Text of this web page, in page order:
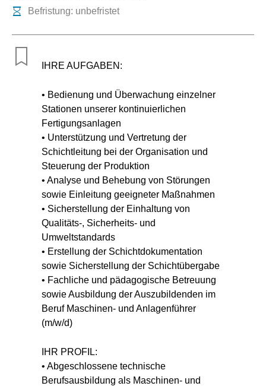
Befristung: unbefristet
IHRE AUFGABEN:
• Bedienung und Überwachung einzelner
Stationen unserer kontinuierlichen
Fertigungsanlagen
• Unterstützung und Vertretung der
Schichtleitung bei der Organisation und
Steuerung der Produktion
• Analyse und Behebung von Störungen
sowie Einleitung geeigneter Maßnahmen
• Sicherstellung der Einhaltung von
Qualitäts-, Sicherheits- und
Umweltstandards
• Erstellung der Schichtdokumentation
sowie Sicherstellung der Schichtübergabe
• Fachliche und pädagogische Betreuung
sowie Ausbildung der Auszubildenden im
Beruf Maschinen- und Anlagenführer
(m/w/d)
IHR PROFIL:
• Abgeschlossene technische
Berufsausbildung als Maschinen- und